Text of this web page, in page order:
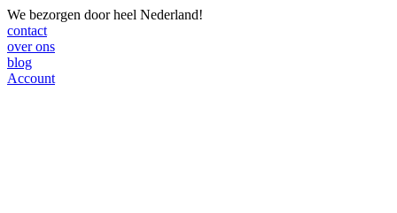
We bezorgen door heel Nederland!
contact
over ons
blog
Account